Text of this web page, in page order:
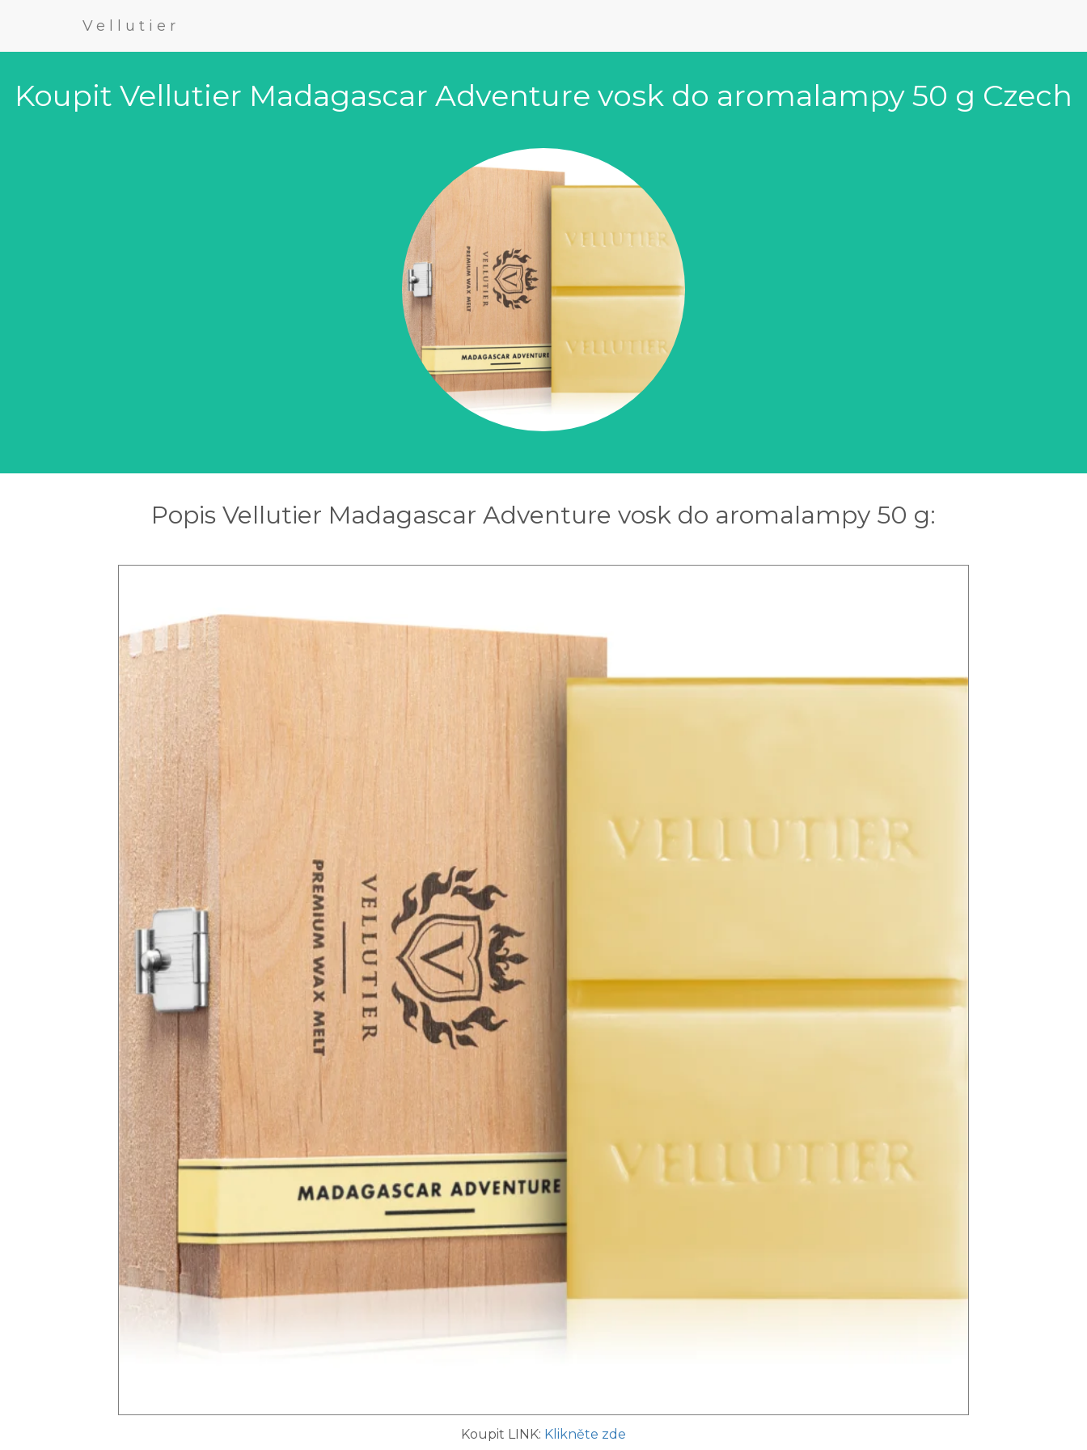
Vellutier
Koupit Vellutier Madagascar Adventure vosk do aromalampy 50 g Czech
Popis Vellutier Madagascar Adventure vosk do aromalampy 50 g:
Koupit LINK: Klikněte zde